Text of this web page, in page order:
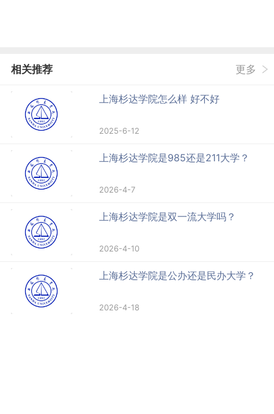
相关推荐 更多
上海杉达学院怎么样 好不好
2025-6-12
上海杉达学院是985还是211大学？
2026-4-7
上海杉达学院是双一流大学吗？
2026-4-10
上海杉达学院是公办还是民办大学？
2026-4-18